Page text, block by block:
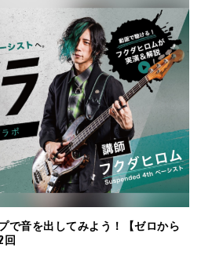
で音を出してみよう！【ゼロから
回